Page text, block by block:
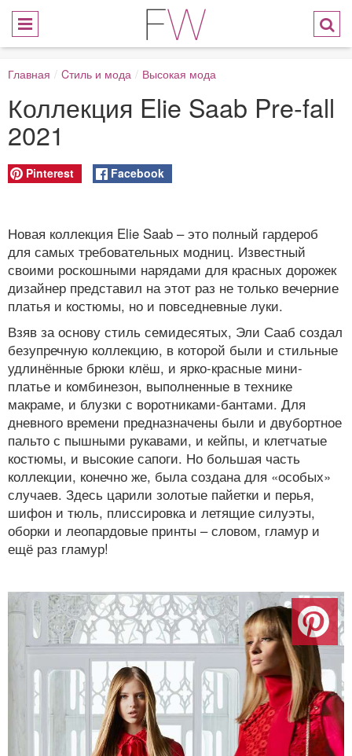
Главная / Cтиль и мода / Высокая мода
Коллекция Elie Saab Pre-fall
2021
Pinterest Facebook
Новая коллекция Elie Saab – это полный гардероб
для самых требовательных модниц. Известный
своими роскошными нарядами для красных дорожек
дизайнер представил на этот раз не только вечерние
платья и костюмы, но и повседневные луки.
Взяв за основу стиль семидесятых, Эли Сааб создал
безупречную коллекцию, в которой были и стильные
удлинённые брюки клёш, и ярко-красные мини-
платье и комбинезон, выполненные в технике
макраме, и блузки с воротниками-бантами. Для
дневного времени предназначены были и двубортное
пальто с пышными рукавами, и кейпы, и клетчатые
костюмы, и высокие сапоги. Но большая часть
коллекции, конечно же, была создана для «особых»
случаев. Здесь царили золотые пайетки и перья,
шифон и тюль, плиссировка и летящие силуэты,
оборки и леопардовые принты – словом, гламур и
ещё раз гламур!